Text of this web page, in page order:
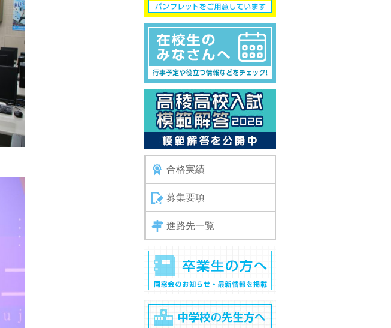
合格実績
募集要項
進路先一覧